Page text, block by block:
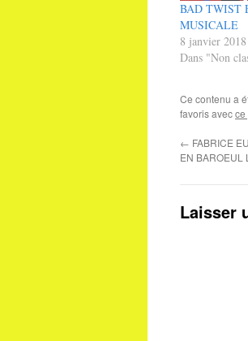
BAD TWIST
MUSICALE
8 janvier 2018
Dans "Non
Ce contenu a
favoris avecce
← FABRICE
EN BAROEUL
Laisser